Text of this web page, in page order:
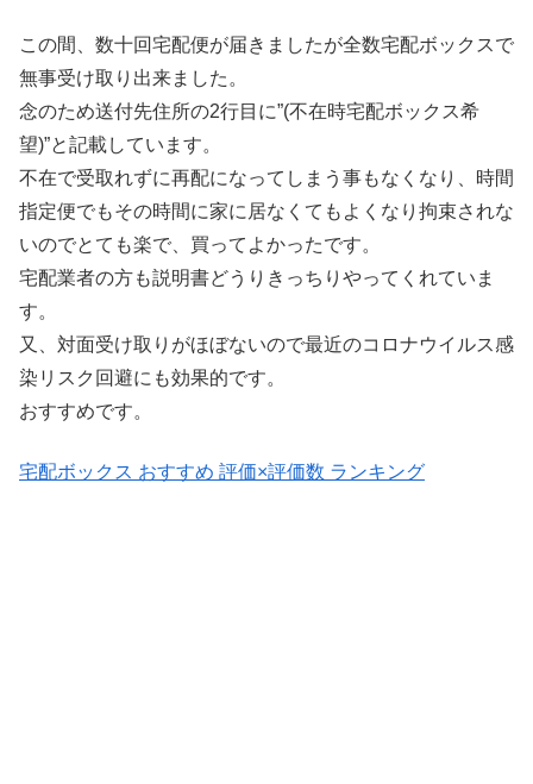
この間、数十回宅配便が届きましたが全数宅配ボックスで
無事受け取り出来ました。
念のため送付先住所の2行目に”(不在時宅配ボックス希
望)”と記載しています。
不在で受取れずに再配になってしまう事もなくなり、時間
指定便でもその時間に家に居なくてもよくなり拘束されな
いのでとても楽で、買ってよかったです。
宅配業者の方も説明書どうりきっちりやってくれていま
す。
又、対面受け取りがほぼないので最近のコロナウイルス感
染リスク回避にも効果的です。
おすすめです。
宅配ボックス おすすめ 評価×評価数 ランキング